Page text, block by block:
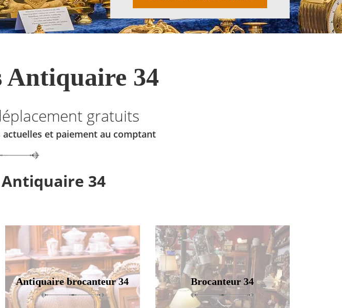
34
gratuits
et paiement au comptant
Antiquaire 34
Antiquaire brocanteur 34 Brocanteur 34